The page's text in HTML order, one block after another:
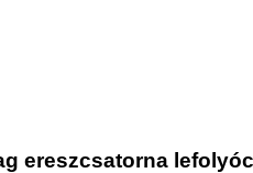
ereszcsatorna